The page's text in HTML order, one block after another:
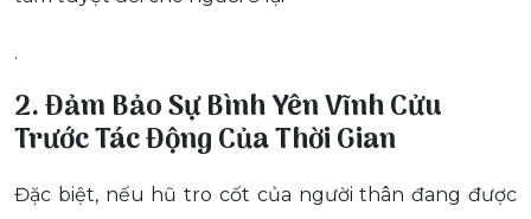
.
2. Đảm Bảo Sự Bình Yên Vĩnh Cửu
Trước Tác Động Của Thời Gian
Đặc biệt, nếu hũ tro cốt của người thân đang được